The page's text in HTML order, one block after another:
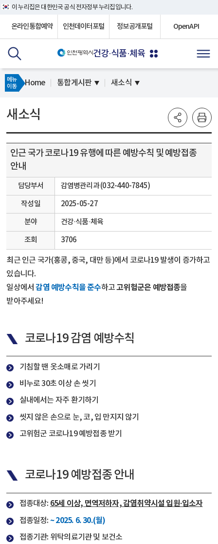
이 누리집은 대한민국 공식 전자정부 누리집입니다.
온라인통합예약 인천데이터포털 정보공개포털 OpenAPI
건강·식품·체육
메뉴
이동
Home 통합게시판 새소식
새소식
인근 국가 코로나19 유행에 따른 예방수칙 및 예방접종
안내
담당부서 감염병관리과 (032-440-7845)
작성일 2025-05-27
분야 건강·식품·체육
조회 3706
최근 인근 국가(홍콩, 중국, 대만 등)에서 코로나19 발생이 증가하고
있습니다.
일상에서 감염 예방수칙을 준수하고고위험군은 예방접종을
받아주세요!
코로나19 감염 예방수칙
기침할 땐 옷소매로 가리기
비누로 30초 이상 손 씻기
실내에서는 자주 환기하기
씻지 않은 손으로 눈, 코, 입 만지지 않기
고위험군 코로나19 예방접종 받기
코로나19 예방접종 안내
접종대상: 65세 이상, 면역저하자, 감염취약시설 입원·입소자
접종일정: ~ 2025. 6. 30.(월)
접종기관: 위탁의료기관 및 보건소